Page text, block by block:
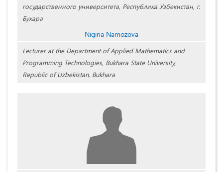
государственного университета, Республика Узбекистан, г.
Бухара
Nigina Namozova
Lecturer at the Department of Applied Mathematics and
Programming Technologies, Bukhara State University,
Republic of Uzbekistan, Bukhara